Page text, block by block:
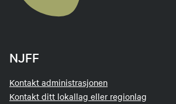
NJFF
Kontakt administrasjonen
Kontakt ditt lokallag eller regionlag